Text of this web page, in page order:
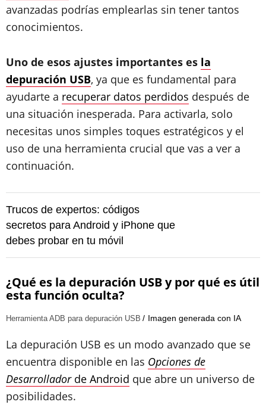
avanzadas podrías emplearlas sin tener tantos
conocimientos.
Uno de esos ajustes importantes es la
depuración USB, ya que es fundamental para
ayudarte a recuperar datos perdidos después de
una situación inesperada. Para activarla, solo
necesitas unos simples toques estratégicos y el
uso de una herramienta crucial que vas a ver a
continuación.
Trucos de expertos: códigos
secretos para Android y iPhone que
debes probar en tu móvil
¿Qué es la depuración USB y por qué es útil
esta función oculta?
Herramienta ADB para depuración USB Imagen generada con IA
La depuración USB es un modo avanzado que se
encuentra disponible en las Opciones de
Desarrolladorde Android que abre un universo de
posibilidades.